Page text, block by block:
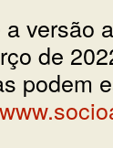
a versão
de
podem